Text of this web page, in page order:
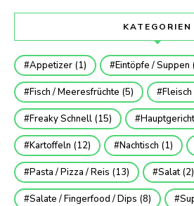
KATEGORIEN
Appetizer (1) Eintöpfe / Suppen
Fisch / Meeresfrüchte (5) Fleisch
Freaky Schnell (15) Hauptgericht
Kartoffeln (12) Nachtisch (1)
Pasta / Pizza / Reis (13) Salat(2)
Salate / Fingerfood / Dips (8)